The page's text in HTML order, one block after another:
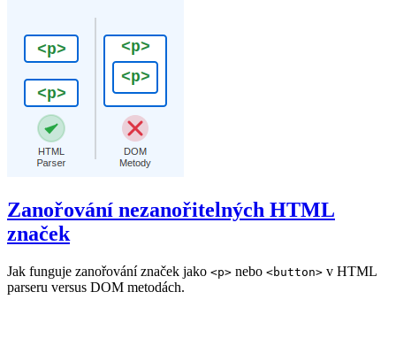
Zanořování nezanořitelných HTML
značek
Jak funguje zanořování značek jako <p> nebo <button> v HTML
parseru versus DOM metodách.